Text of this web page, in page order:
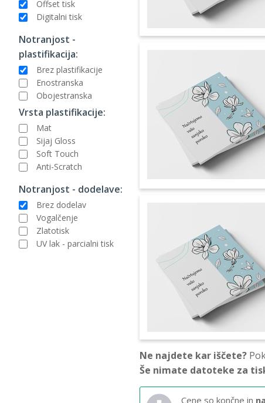
Offset tisk
Digitalni tisk
Notranjost -
plastifikacija:
Brez plastifikacije
Enostranska
Obojestranska
Vrsta plastifikacije:
Mat
Sijaj Gloss
Soft Touch
Anti-Scratch
Notranjost - dodelave:
Brez dodelav
Vogalčenje
Zlatotisk
UV lak - parcialni tisk
Ne najdete kar iščete?
Še nimate datoteke za
Cene so končne in